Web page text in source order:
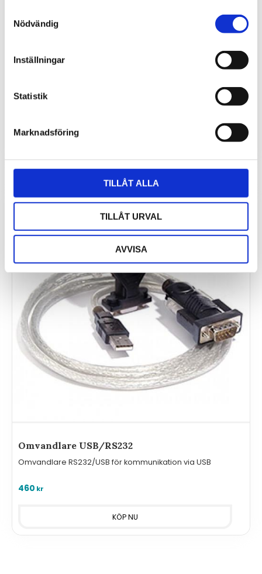
Nödvändig
Inställningar
Statistik
Marknadsföring
TILLÅT ALLA
TILLÅT URVAL
AVVISA
Plug-in med DC kontakt 2.1/5.5/11
Omvandlare USB/RS232
Omvandlare RS232/USB för kommunikation via USB
460 kr